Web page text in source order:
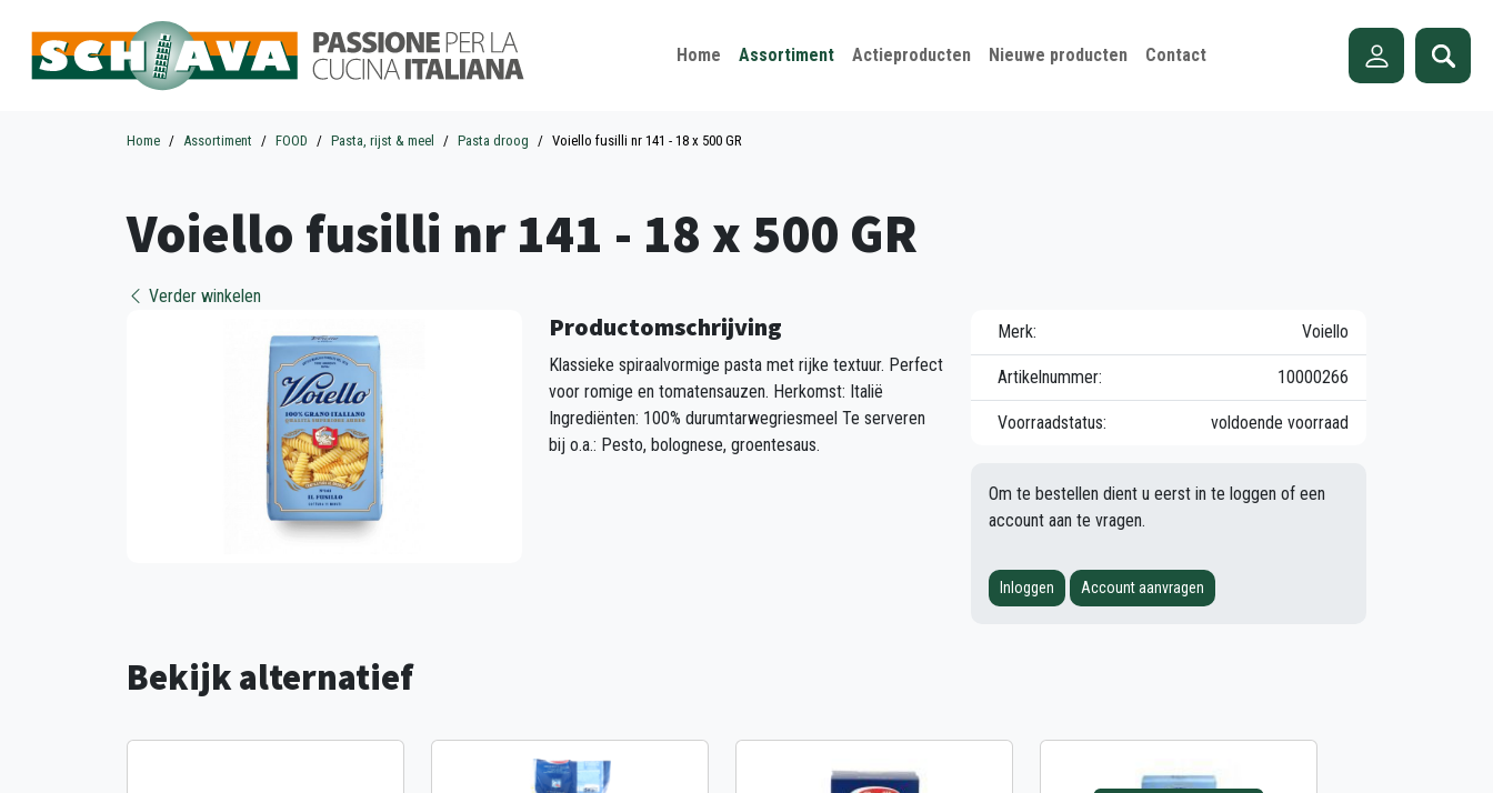
Home Assortiment Actieproducten Nieuwe producten Contact
Home Assortiment FOOD Pasta, rijst & meel Pasta droog Voiello fusilli nr 141 - 18 x 500 GR
Voiello fusilli nr 141 - 18 x 500 GR
Verder winkelen
Productomschrijving
Klassieke spiraalvormige pasta met rijke textuur. Perfect
voor romige en tomatensauzen. Herkomst: Italië
Ingrediënten: 100% durumtarwegriesmeel Te serveren
bij o.a.: Pesto, bolognese, groentesaus.
Merk: Voiello
Artikelnummer: 10000266
Voorraadstatus: voldoende voorraad
Om te bestellen dient u eerst in te loggen of een
account aan te vragen.
Inloggen Account aanvragen
Bekijk alternatief